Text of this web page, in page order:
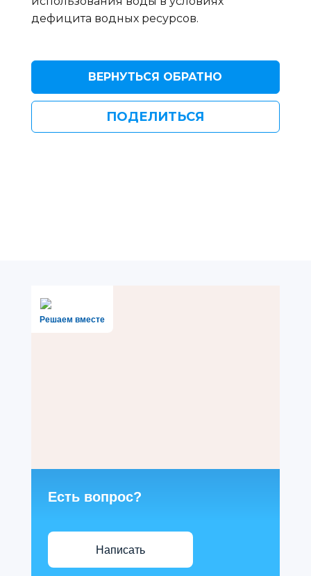
дефицита водных ресурсов.
ВЕРНУТЬСЯ ОБРАТНО
ПОДЕЛИТЬСЯ
Решаем вместе
Есть вопрос?
Написать